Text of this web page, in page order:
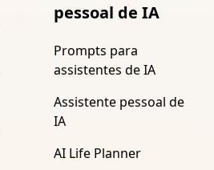
pessoal de IA
Prompts para
assistentes de IA
Assistente pessoal de
IA
AI Life Planner